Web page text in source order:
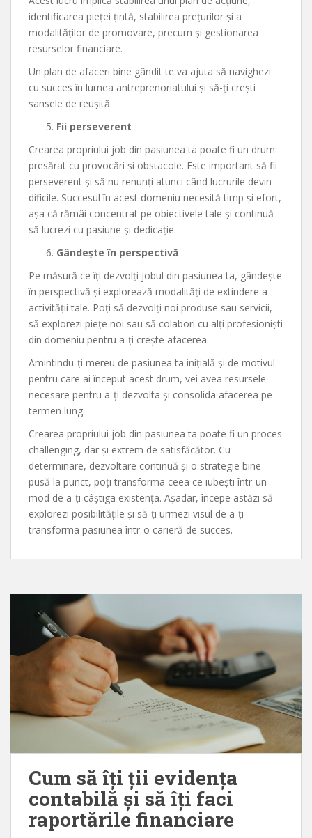
identificarea pieței țintă, stabilirea prețurilor și a
modalităților de promovare, precum și gestionarea
resurselor financiare.
Un plan de afaceri bine gândit te va ajuta să navighezi
cu succes în lumea antreprenoriatului și să-ți crești
șansele de reușită.
Fii perseverent
Crearea propriului job din pasiunea ta poate fi un drum
presărat cu provocări și obstacole. Este important să fii
perseverent și să nu renunți atunci când lucrurile devin
dificile. Succesul în acest domeniu necesită timp și efort,
așa că rămâi concentrat pe obiectivele tale și continuă
să lucrezi cu pasiune și dedicație.
Gândește în perspectivă
Pe măsură ce îți dezvolți jobul din pasiunea ta, gândește
în perspectivă și explorează modalități de extindere a
activității tale. Poți să dezvolți noi produse sau servicii,
să explorezi piețe noi sau să colabori cu alți profesioniști
din domeniu pentru a-ți crește afacerea.
Amintindu-ți mereu de pasiunea ta inițială și de motivul
pentru care ai început acest drum, vei avea resursele
necesare pentru a-ți dezvolta și consolida afacerea pe
termen lung.
Crearea propriului job din pasiunea ta poate fi un proces
challenging, dar și extrem de satisfăcător. Cu
determinare, dezvoltare continuă și o strategie bine
pusă la punct, poți transforma ceea ce iubești într-un
mod de a-ți câștiga existența. Așadar, începe astăzi să
explorezi posibilitățile și să-ți urmezi visul de a-ți
transforma pasiunea într-o carieră de succes.
Cum să îți ții evidența
contabilă și să îți faci
raportările financiare